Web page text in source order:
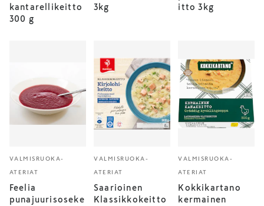
kantarellikeitto
300 g
3kg
itto 3kg
VALMISRUOKA-
ATERIAT
Feelia
punajuurisoseke
VALMISRUOKA-
ATERIAT
Saarioinen
Klassikkokeitto
VALMISRUOKA-
ATERIAT
Kokkikartano
kermainen